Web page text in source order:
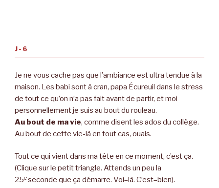
J-6
Je ne vous cache pas que l’ambiance est ultra tendue à la
maison. Les babi sont à cran, papa Écureuil dans le stress
de tout ce qu’on n’a pas fait avant de partir, et moi
personnellement je suis au bout du rouleau.
Au bout de ma vie, comme disent les ados du collège.
Au bout de cette vie-là en tout cas, ouais.
Tout ce qui vient dans ma tête en ce moment, c’est ça.
(Clique sur le petit triangle. Attends un peu la
25eseconde que ça démarre. Voi–là. C’est–bien).